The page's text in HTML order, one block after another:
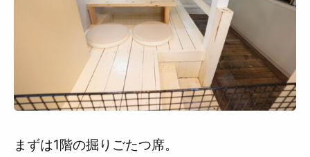
まずは1階の掘りごたつ席。